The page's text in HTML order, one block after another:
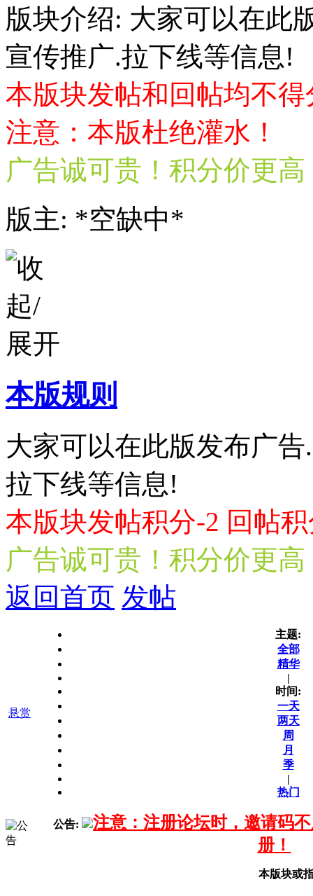
版块介绍: 大家可以在此
宣传推广.拉下线等信息!
本版块发帖和回帖均不得
注意：本版杜绝灌水！
广告诚可贵！积分价更高
版主: *空缺中*
本版规则
大家可以在此版发布广
拉下线等信息!
本版块发帖积分-2 回帖
广告诚可贵！积分价更高
返回首页 发帖
悬赏
主题:
全部
精华
|
时间:
一天
两天
周
月
季
|
热门
公告:
注意：注册论坛时，邀请码
册！
本版块或